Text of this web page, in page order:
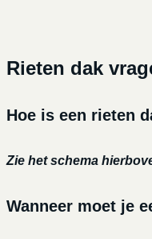
Rieten dak
Hoe is een rieten
Zie het schema
Wanneer moet je